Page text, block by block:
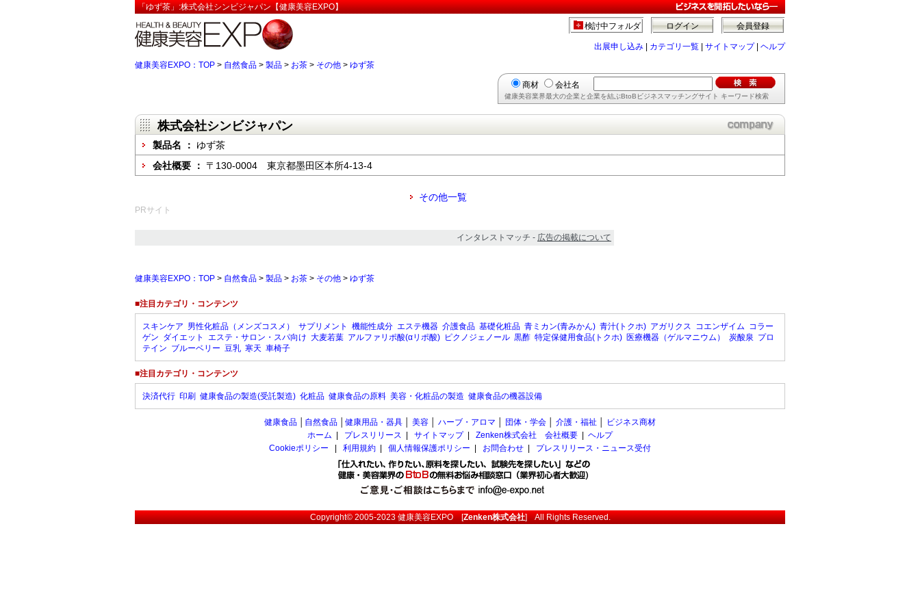
「ゆず茶」:株式会社シンビジャパン【健康美容EXPO】
会員登録
ログイン
検討中フォルダ
出展申し込み カテゴリ一覧 サイトマップ| ヘルプ
健康美容EXPO：TOP > 自然食品 > 製品 > お茶 > その他 > ゆず茶
商材 会社名
健康美容業界最大の企業と企業を結ぶBtoBビジネスマッチングサイト キーワード検索
株式会社シンビジャパン
製品名 ： ゆず茶
会社概要 ： 〒130-0004 東京都墨田区本所4-13-4
その他一覧
PRサイト
インタレストマッチ - 広告の掲載について
健康美容EXPO：TOP > 自然食品 > 製品 > お茶 > その他 > ゆず茶
■注目カテゴリ・コンテンツ
スキンケア 男性化粧品（メンズコスメ） サプリメント 機能性成分 エステ機器 介護食品 基礎化粧品 青ミカン(青みかん) 青汁(トクホ) アガリクス コエンザイム コラー
ゲン ダイエット エステ・サロン・スパ向け 大麦若葉 アルファリポ酸(αリポ酸) ピクノジェノール 黒酢 特定保健用食品(トクホ) 医療機器（ゲルマニウム） 炭酸泉 プロ
テイン ブルーベリー 豆乳 寒天 車椅子
■注目カテゴリ・コンテンツ
決済代行 印刷 健康食品の製造(受託製造) 化粧品 健康食品の原料 美容・化粧品の製造 健康食品の機器設備
健康食品 自然食品 健康用品・器具 美容 ハーブ・アロマ 団体・学会 介護・福祉
ビジネス商材
ホーム
プレスリリース サイトマップ| Zenken株式会社 会社概要
ヘルプ
Cookieポリシー
利用規約 個人情報保護ポリシー お問合わせ プレスリリース・ニュース受付
Copyright© 2005-2023健康美容EXPO[Zenken株式会社] All Rights Reserved.